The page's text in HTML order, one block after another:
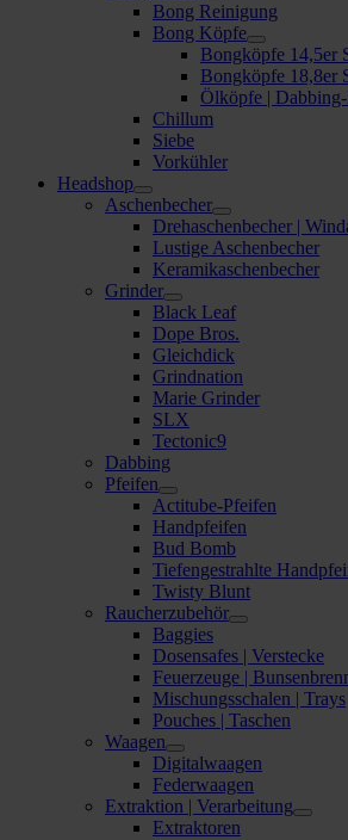
Bong Reinigung
Bong Köpfe
Bongköpfe 14,5er
Bongköpfe 18,8er
Ölköpfe |
Chillum
Siebe
Vorkühler
Headshop
Aschenbecher
Drehaschenbecher |
Lustige Aschenbecher
Keramikaschenbecher
Grinder
Black Leaf
Dope Bros.
Gleichdick
Grindnation
Marie Grinder
SLX
Tectonic9
Dabbing
Pfeifen
Actitube-Pfeifen
Handpfeifen
Bud Bomb
Tiefengestrahlte
Twisty Blunt
Raucherzubehör
Baggies
Dosensafes | Verstecke
Feuerzeuge |
Mischungsschalen | Trays
Pouches | Taschen
Waagen
Digitalwaagen
Federwaagen
Extraktion | Verarbeitung
Extraktoren